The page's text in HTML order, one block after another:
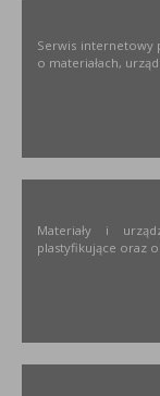
Serwis internetowy
o materiałach,
Materiały i
plastyfikujące oraz